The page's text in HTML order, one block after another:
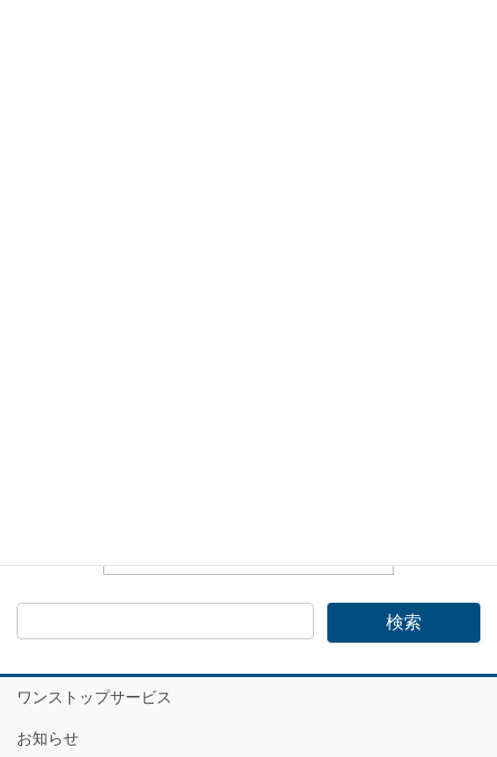
ワンストップサービス
お知らせ